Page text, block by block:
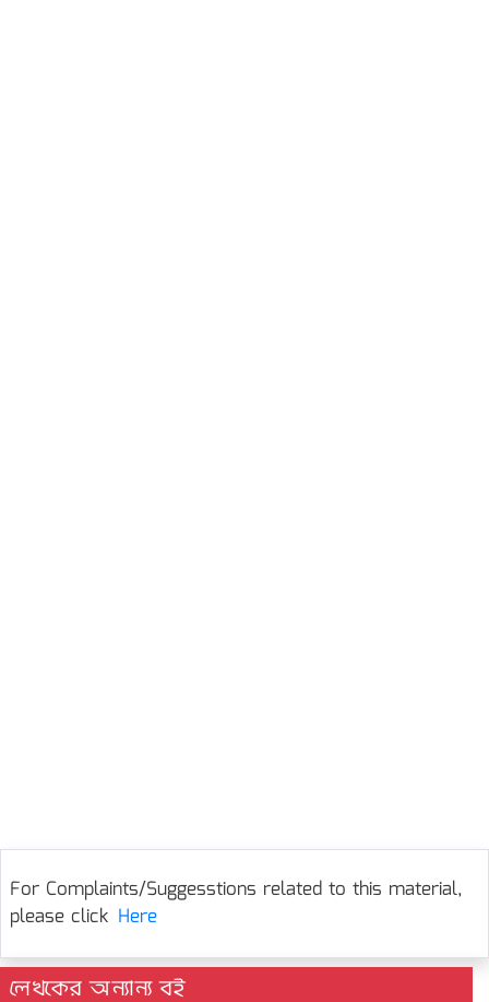
For Complaints/Suggesstions related to this material,
please click Here
লেখকের অন্যান্য বই